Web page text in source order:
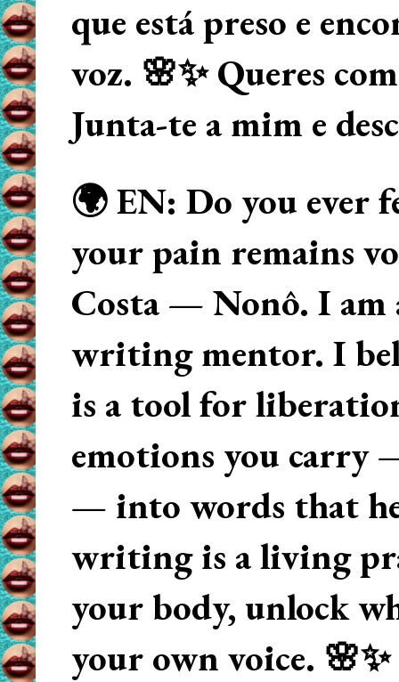
que está preso e
voz. 🌸✨ Queres
Junta-te a mim e
🌍 EN: Do you ever
your pain remains
Costa — Nonô. I am
writing mentor. I
is a tool for
emotions you carry
— into words that
writing is a living
your body, unlock
your own voice.